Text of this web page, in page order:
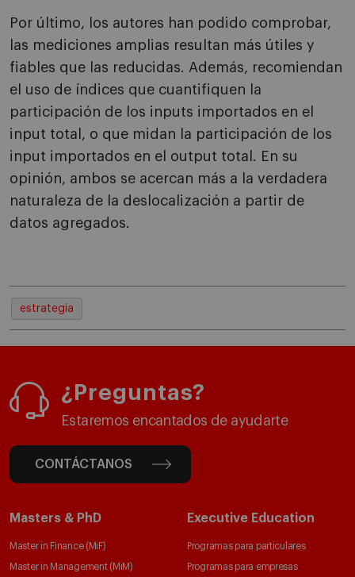
Por último, los autores han podido comprobar,
las mediciones amplias resultan más útiles y
fiables que las reducidas. Además, recomiendan
el uso de índices que cuantifiquen la
participación de los inputs importados en el
input total, o que midan la participación de los
input importados en el output total. En su
opinión, ambos se acercan más a la verdadera
naturaleza de la deslocalización a partir de
datos agregados.
estrategia
¿Preguntas?
Estaremos encantados de ayudarte
CONTÁCTANOS
Masters & PhD
Master in Finance (MiF)
Master in Management (MiM)
Executive Education
Programas para particulares
Programas para empresas